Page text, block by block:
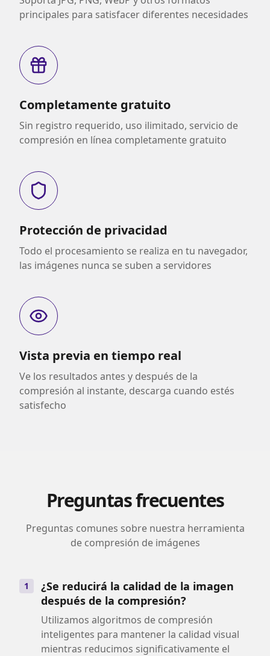
principales para satisfacer diferentes necesidades
Completamente gratuito
Sin registro requerido, uso ilimitado, servicio de
compresión en línea completamente gratuito
Protección de privacidad
Todo el procesamiento se realiza en tu navegador,
las imágenes nunca se suben a servidores
Vista previa en tiempo real
Ve los resultados antes y después de la
compresión al instante, descarga cuando estés
satisfecho
Preguntas frecuentes
Preguntas comunes sobre nuestra herramienta
de compresión de imágenes
1
¿Se reducirá la calidad de la imagen
después de la compresión?
Utilizamos algoritmos de compresión
inteligentes para mantener la calidad visual
mientras reducimos significativamente el